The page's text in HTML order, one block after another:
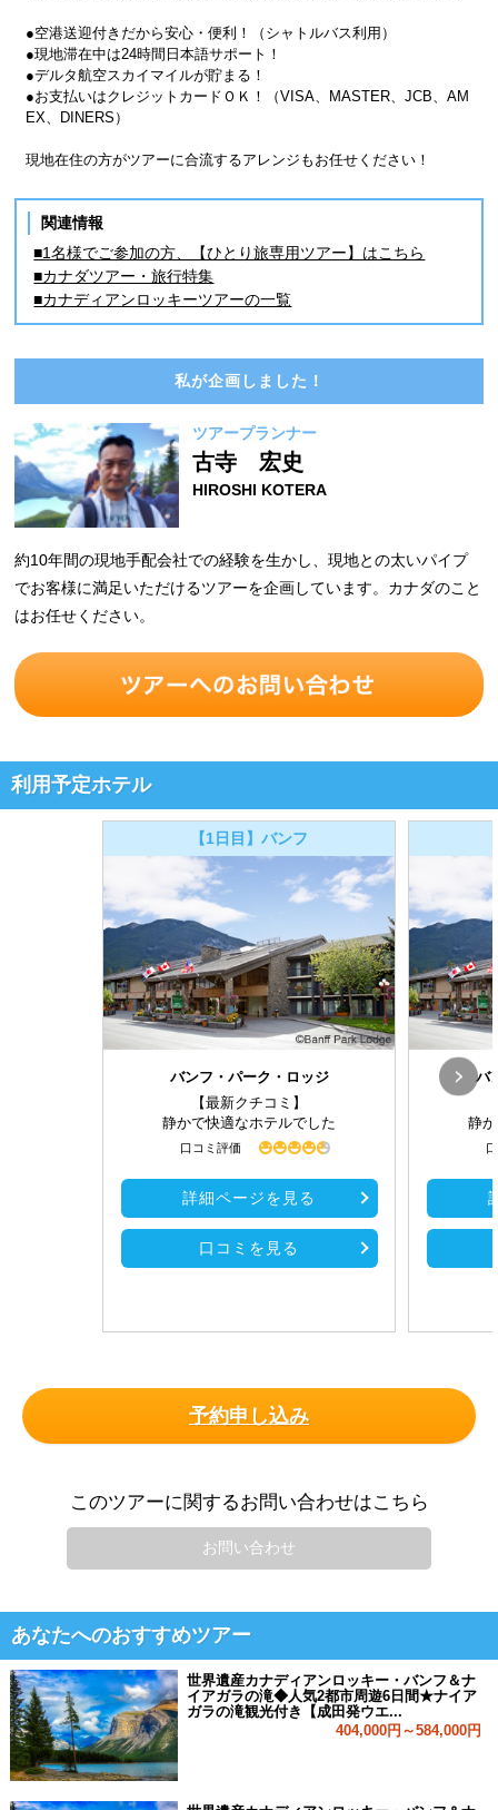
●空港送迎付きだから安心・便利！（シャトルバス利用）
●現地滞在中は24時間日本語サポート！
●デルタ航空スカイマイルが貯まる！
●お支払いはクレジットカードＯＫ！（VISA、MASTER、JCB、AM
EX、DINERS）
現地在住の方がツアーに合流するアレンジもお任せください！
関連情報
■1名様でご参加の方、【ひとり旅専用ツアー】はこちら
■カナダツアー・旅行特集
■カナディアンロッキーツアーの一覧
私が企画しました！
ツアープランナー
古寺 宏史
HIROSHI KOTERA
約10年間の現地手配会社での経験を生かし、現地との太いパイプ
でお客様に満足いただけるツアーを企画しています。カナダのこと
はお任せください。
利用予定ホテル
【1日目】バンフ
バンフ・パーク・ロッジ
【最新クチコミ】
静かで快適なホテルでした
口コミ評価
詳細ページを見る
口コミを見る
バ
静
予約申し込み
このツアーに関するお問い合わせはこちら
お問い合わせ
あなたへのおすすめツアー
世界遺産カナディアンロッキー・バンフ＆ナ
イアガラの滝◆人気2都市周遊6日間★ナイア
ガラの滝観光付き【成田発ウエ...
404,000円～584,000円